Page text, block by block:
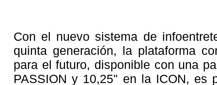
Con el nuevo sistema de
quinta generación, la plataforma
para el futuro, disponible con una
PASSION y 10,25" en la ICON, es